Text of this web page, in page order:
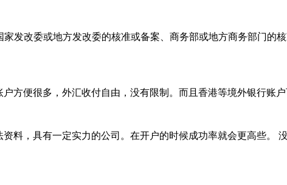
改委或地方发改委的核准或备案、商务部或地方商务部门的
便很多，外汇收付自由，没有限制。而且香港等境外银行账户
，具有一定实力的公司。在开户的时候成功率就会更高些。